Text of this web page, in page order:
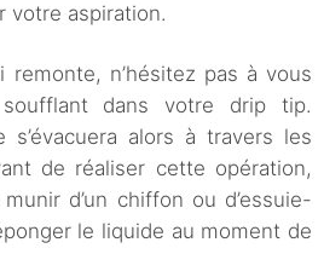
votre aspiration.
remonte, n’hésitez pas à vous
dans votre drip tip.
s’évacuera alors à travers les
de réaliser cette opération,
d’un chiffon ou d’essuie-
le liquide au moment de